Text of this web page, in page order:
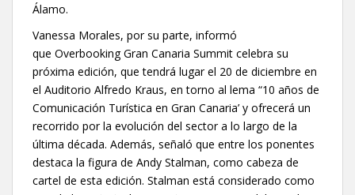
Álamo.
Vanessa Morales, por su parte, informó
que Overbooking Gran Canaria Summit celebra su
próxima edición, que tendrá lugar el 20 de diciembre en
el Auditorio Alfredo Kraus, en torno al lema “10 años de
Comunicación Turística en Gran Canaria’ y ofrecerá un
recorrido por la evolución del sector a lo largo de la
última década. Además, señaló que entre los ponentes
destaca la figura de Andy Stalman, como cabeza de
cartel de esta edición. Stalman está considerado como